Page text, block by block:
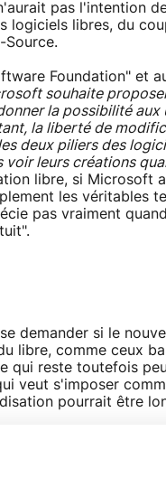
pas l'intention
logiciels libres, du
Source.
Foundation" et
souhaite
la possibilité
la liberté de
deux piliers des
leurs créations
libre, si Microsoft
les véritables
pas vraiment
demander si le
libre, comme ceux
qui reste toutefois
veut s'imposer
pourrait être